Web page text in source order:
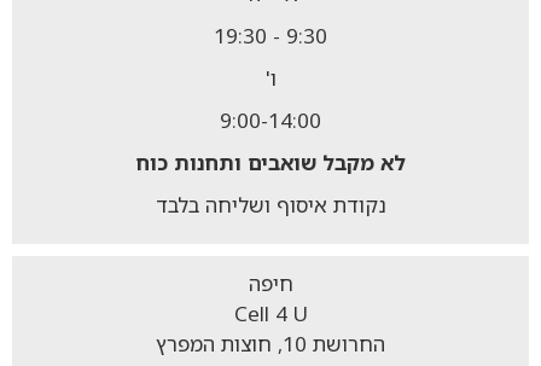
9:30 - 19:30
ו'
9:00-14:00
לא מקבל שואבים ותחנות כוח
נקודת איסוף ושליחה בלבד
חיפה
Cell 4 U
החרושת 10, חוצות המפרץ